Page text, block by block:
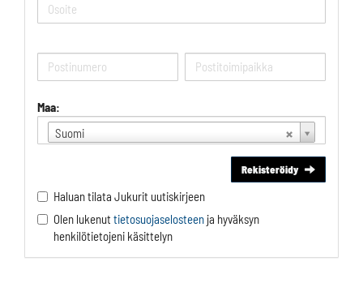
Maa:
Suomi
Rekisteröidy
Haluan tilata Jukurit uutiskirjeen
Olen lukenut tietosuojaselosteen ja hyväksyn
henkilötietojeni käsittelyn